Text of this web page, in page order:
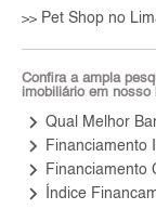
>> Pet Shop no
Confira a ampla
imobiliário em
keyboard_arrow_right Qual Melhor
keyboard_arrow_right Financiamento
keyboard_arrow_right Financiamento
keyboard_arrow_right Índice